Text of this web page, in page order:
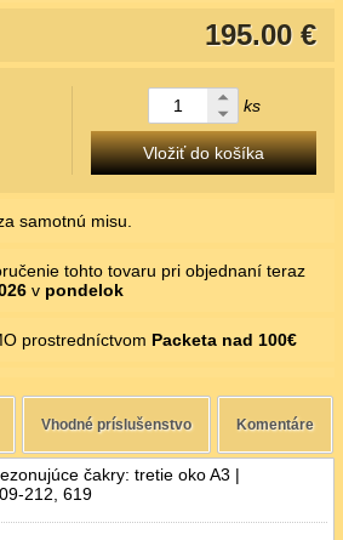
195.00 €
ks
Vložiť do košíka
samotnú misu.
tohto tovaru pri objednaní teraz
v pondelok
prostredníctvom Packeta nad 100€
Vhodné príslušenstvo Komentáre
čakry: tretie oko A3 |
212, 619